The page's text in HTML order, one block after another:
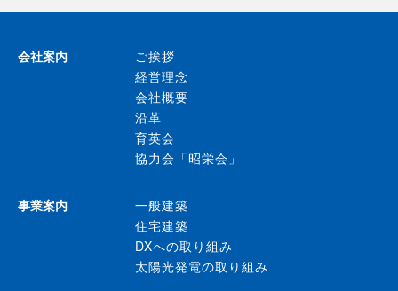
会社案内
ご挨拶
経営理念
会社概要
沿革
育英会
協力会「昭栄会」
事業案内
一般建築
住宅建築
DXへの取り組み
太陽光発電の取り組み